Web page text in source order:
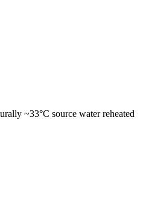
~33°C source water reheated